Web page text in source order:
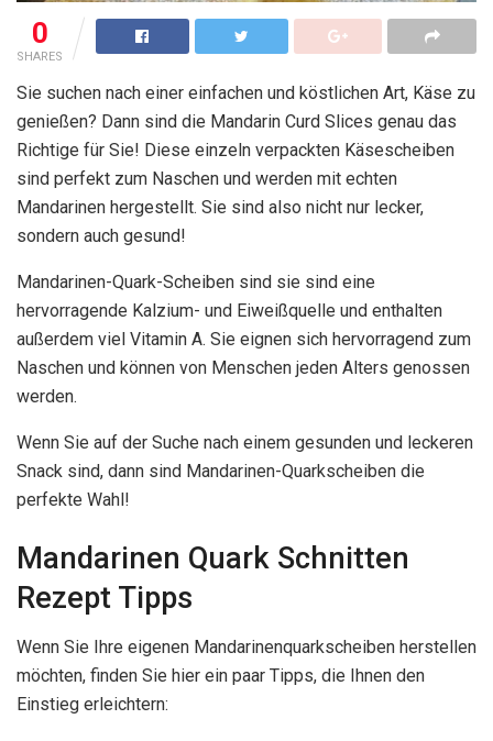
0
SHARES
Sie suchen nach einer einfachen und köstlichen Art, Käse zu
genießen? Dann sind die Mandarin Curd Slices genau das
Richtige für Sie! Diese einzeln verpackten Käsescheiben
sind perfekt zum Naschen und werden mit echten
Mandarinen hergestellt. Sie sind also nicht nur lecker,
sondern auch gesund!
Mandarinen-Quark-Scheiben sind sie sind eine
hervorragende Kalzium- und Eiweißquelle und enthalten
außerdem viel Vitamin A. Sie eignen sich hervorragend zum
Naschen und können von Menschen jeden Alters genossen
werden.
Wenn Sie auf der Suche nach einem gesunden und leckeren
Snack sind, dann sind Mandarinen-Quarkscheiben die
perfekte Wahl!
Mandarinen Quark Schnitten
Rezept Tipps
Wenn Sie Ihre eigenen Mandarinenquarkscheiben herstellen
möchten, finden Sie hier ein paar Tipps, die Ihnen den
Einstieg erleichtern: